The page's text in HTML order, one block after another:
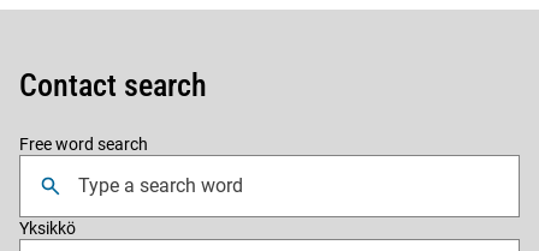
Contact search
Free word search
Yksikkö